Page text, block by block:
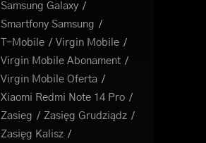
Samsung Galaxy
Smartfony Samsung
T-Mobile
Virgin Mobile
Virgin Mobile Abonament
Virgin Mobile Oferta
Xiaomi Redmi Note 14 Pro
Zasieg
Zasięg Grudziądz
Zasięg Kalisz